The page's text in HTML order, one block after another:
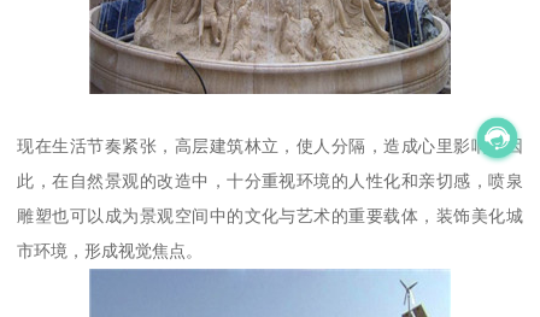
现在生活节奏紧张，高层建筑林立，使人分隔，造成心里影响。因
此，在自然景观的改造中，十分重视环境的人性化和亲切感，喷泉
雕塑也可以成为景观空间中的文化与艺术的重要载体，装饰美化城
市环境，形成视觉焦点。